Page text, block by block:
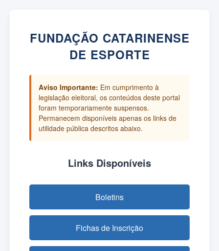
FUNDAÇÃO CATARINENSE
DE ESPORTE
Aviso Importante: Em cumprimento à
legislação eleitoral, os conteúdos deste portal
foram temporariamente suspensos.
Permanecem disponíveis apenas os links de
utilidade pública descritos abaixo.
Links Disponíveis
Boletins
Fichas de Inscrição